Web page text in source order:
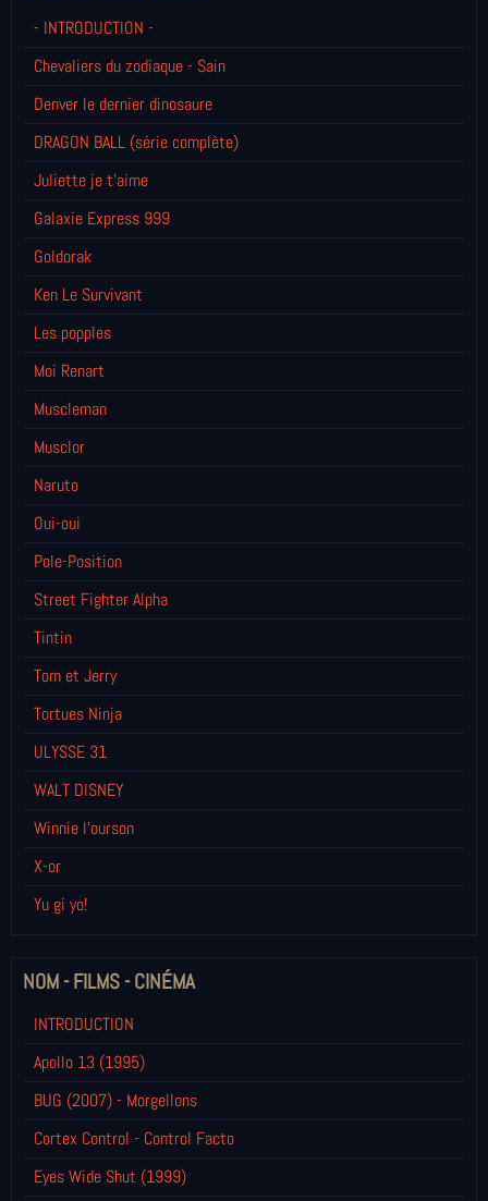
- INTRODUCTION -
Chevaliers du zodiaque - Sain
Denver le dernier dinosaure
DRAGON BALL (série complète)
Juliette je t’aime
Galaxie Express 999
Goldorak
Ken Le Survivant
Les popples
Moi Renart
Muscleman
Musclor
Naruto
Oui-oui
Pole-Position
Street Fighter Alpha
Tintin
Tom et Jerry
Tortues Ninja
ULYSSE 31
WALT DISNEY
Winnie l’ourson
X-or
Yu gi yo!
NOM - FILMS - CINÉMA
INTRODUCTION
Apollo 13 (1995)
BUG (2007) - Morgellons
Cortex Control - Control Facto
Eyes Wide Shut (1999)